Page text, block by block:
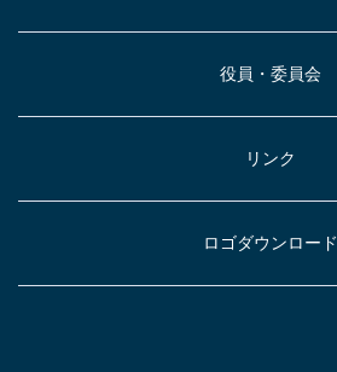
役員・委員会
リンク
ロゴダウンロード